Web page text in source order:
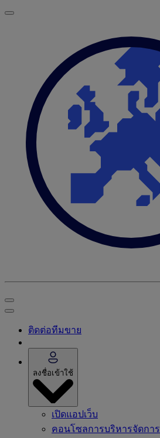
ติดต่อทีมขาย
ลงชื่อเข้าใช้
เปิดแอปเว็บ
คอนโซลการบริหารจัดการ